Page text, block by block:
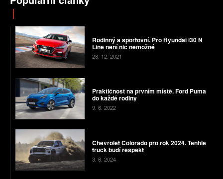
Rodinný a sportovní. Pro Hyundai i30 N
Line není nic nemožné
28. 12. 2021
Praktičnost na prvním místě. Ford Puma
do každé rodiny
9. 6. 2022
Chevrolet Colorado pro rok 2024. Tenhle
truck budí respekt
3. 6. 2024